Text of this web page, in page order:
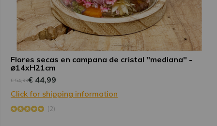
Flores secas en campana de cristal ''mediana'' -
⌀14xH21cm
€ 54,99€ 44,99
Click for shipping information
(2)